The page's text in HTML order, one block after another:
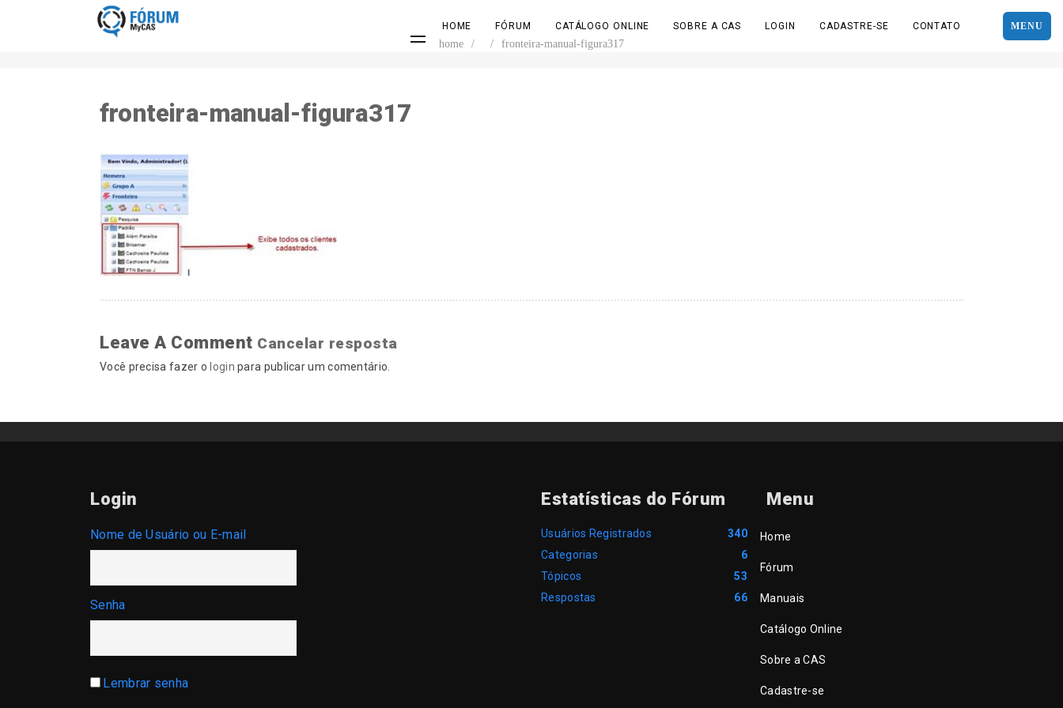
MENU
HOME FÓRUM CATÁLOGO ONLINE SOBRE A CAS LOGIN CADASTRE-SE CONTATO
home / / fronteira-manual-figura317
fronteira-manual-figura317
Leave A Comment Cancelar resposta
Você precisa fazer o login para publicar um comentário.
Login
Nome de Usuário ou E-mail
Senha
Lembrar senha
Estatísticas do Fórum
Usuários Registrados
340
Categorias
6
Tópicos
53
Respostas
66
Menu
Home
Fórum
Manuais
Catálogo Online
Sobre a CAS
Cadastre-se